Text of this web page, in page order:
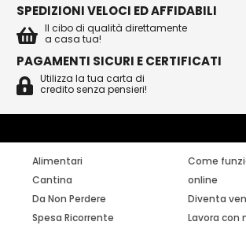
SPEDIZIONI VELOCI ED AFFIDABILI
Il cibo di qualità direttamente
a casa tua!
PAGAMENTI SICURI E CERTIFICATI
Utilizza la tua carta di
credito senza pensieri!
Alimentari
Cantina
Da Non Perdere
Spesa Ricorrente
Come
online
Diventa
Lavora con